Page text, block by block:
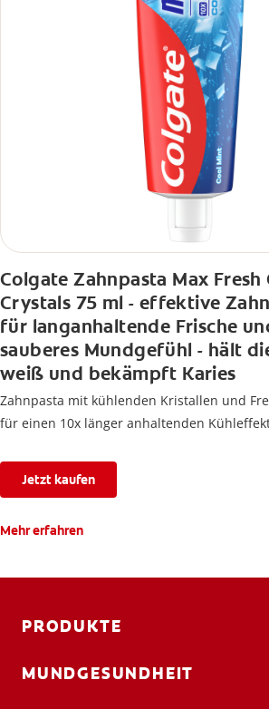
Colgate Zahnpasta Max Fresh
Crystals 75 ml - effektive
für langanhaltende Frische
sauberes Mundgefühl - hält
weiß und bekämpft Karies
Zahnpasta mit kühlenden Kristallen und
für einen 10x länger anhaltenden
Jetzt kaufen
Mehr erfahren
PRODUKTE
MUNDGESUNDHEIT